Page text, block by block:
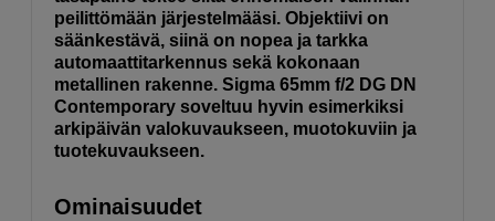
peilittömään järjestelmääsi. Objektiivi on
säänkestävä, siinä on nopea ja tarkka
automaattitarkennus sekä kokonaan
metallinen rakenne. Sigma 65mm f/2 DG DN
Contemporary soveltuu hyvin esimerkiksi
arkipäivän valokuvaukseen, muotokuviin ja
tuotekuvaukseen.
Ominaisuudet